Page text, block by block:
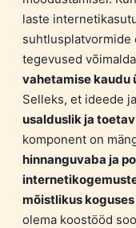
laste
suhtlusplatvormide
tegevused
vahetamise kaudu
Selleks, et ideede
usalduslik ja
komponent on
hinnanguvaba ja
mõistlikus
olema koostööd